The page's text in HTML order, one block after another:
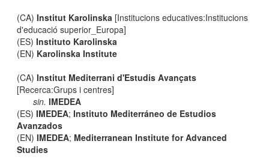
(CA)Institut Karolinska [Institucions educatives:Institucions
d'educació superior_Europa]
(ES)Instituto Karolinska
(EN) Karolinska Institute
(CA)Institut Mediterrani d'Estudis Avançats
[Recerca:Grups i centres]
sin. IMEDEA
(ES)IMEDEA;Instituto Mediterráneo de Estudios
Avanzados
(EN)IMEDEA; Mediterranean Institute for Advanced
Studies